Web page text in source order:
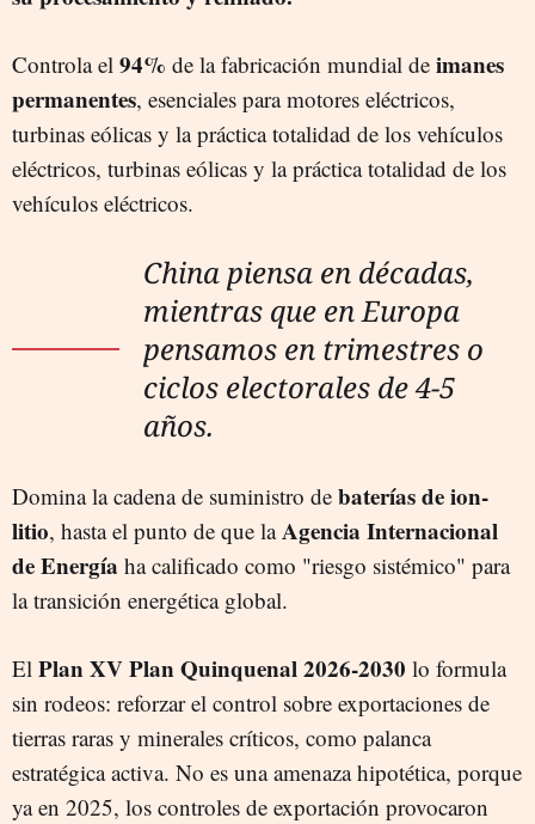
Controla el 94% de la fabricación mundial de imanes
permanentes, esenciales para motores eléctricos,
turbinas eólicas y la práctica totalidad de los vehículos
eléctricos, turbinas eólicas y la práctica totalidad de los
vehículos eléctricos.
China piensa en décadas,
mientras que en Europa
pensamos en trimestres o
ciclos electorales de 4-5
años.
Domina la cadena de suministro de baterías de ion-
litio, hasta el punto de que laAgencia Internacional
de Energía ha calificado como "riesgo sistémico" para
la transición energética global.
El Plan XV Plan Quinquenal 2026-2030 lo formula
sin rodeos: reforzar el control sobre exportaciones de
tierras raras y minerales críticos, como palanca
estratégica activa. No es una amenaza hipotética, porque
ya en 2025, los controles de exportación provocaron